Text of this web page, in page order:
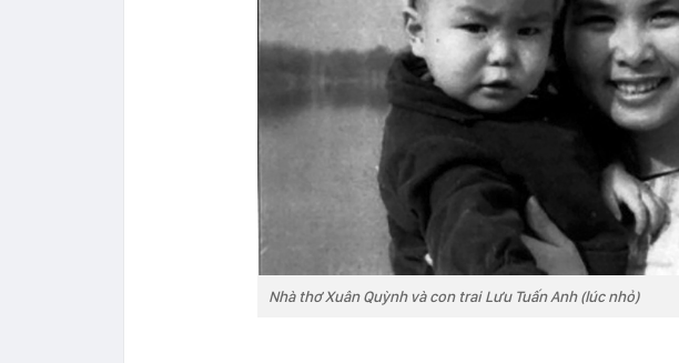
Nhà thơ Xuân Quỳnh và con trai Lưu Tuấn Anh (lúc nhỏ)